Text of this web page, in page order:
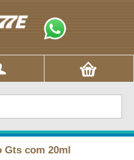
Gts com 20ml